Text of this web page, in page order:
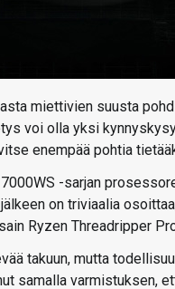
miettivien suusta
voi olla yksi
enempää pohtia
-sarjan
on triviaalia
Ryzen Threadripper
takuun, mutta
samalla varmistuksen,